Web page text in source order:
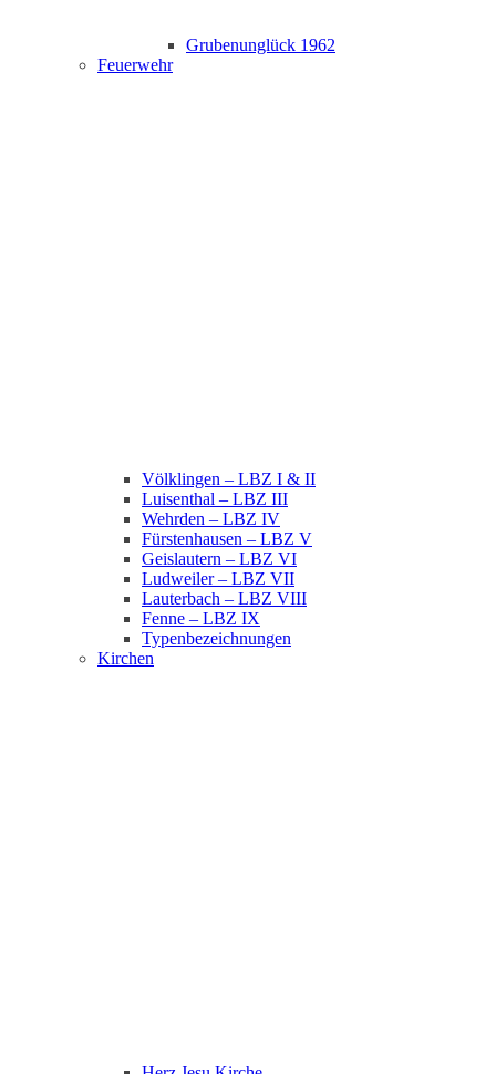
Grubenunglück 1962
Feuerwehr
Völklingen – LBZ I & II
Luisenthal – LBZ III
Wehrden – LBZ IV
Fürstenhausen – LBZ V
Geislautern – LBZ VI
Ludweiler – LBZ VII
Lauterbach – LBZ VIII
Fenne – LBZ IX
Typenbezeichnungen
Kirchen